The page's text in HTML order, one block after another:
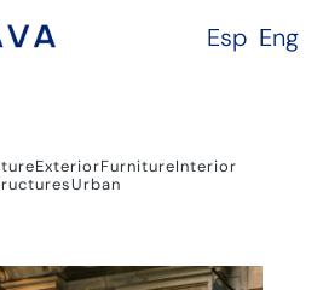
Esp Eng
ExteriorFurnitureInterior
Urban